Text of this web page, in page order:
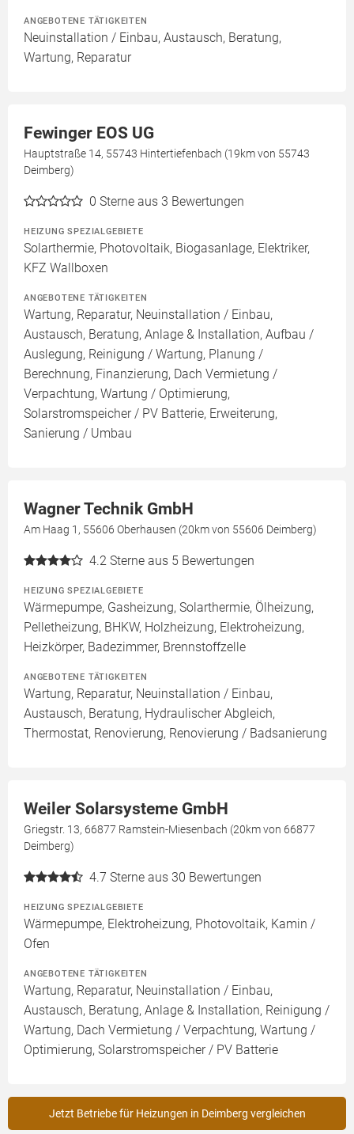
ANGEBOTENE TÄTIGKEITEN
Neuinstallation / Einbau, Austausch, Beratung,
Wartung, Reparatur
Fewinger EOS UG
Hauptstraße 14, 55743 Hintertiefenbach (19km von 55743
Deimberg)
0 Sterne aus 3 Bewertungen
HEIZUNG SPEZIALGEBIETE
Solarthermie, Photovoltaik, Biogasanlage, Elektriker,
KFZ Wallboxen
ANGEBOTENE TÄTIGKEITEN
Wartung, Reparatur, Neuinstallation / Einbau,
Austausch, Beratung, Anlage & Installation, Aufbau /
Auslegung, Reinigung / Wartung, Planung /
Berechnung, Finanzierung, Dach Vermietung /
Verpachtung, Wartung / Optimierung,
Solarstromspeicher / PV Batterie, Erweiterung,
Sanierung / Umbau
Wagner Technik GmbH
Am Haag 1, 55606 Oberhausen (20km von 55606 Deimberg)
4.2 Sterne aus 5 Bewertungen
HEIZUNG SPEZIALGEBIETE
Wärmepumpe, Gasheizung, Solarthermie, Ölheizung,
Pelletheizung, BHKW, Holzheizung, Elektroheizung,
Heizkörper, Badezimmer, Brennstoffzelle
ANGEBOTENE TÄTIGKEITEN
Wartung, Reparatur, Neuinstallation / Einbau,
Austausch, Beratung, Hydraulischer Abgleich,
Thermostat, Renovierung, Renovierung / Badsanierung
Weiler Solarsysteme GmbH
Griegstr. 13, 66877 Ramstein-Miesenbach (20km von 66877
Deimberg)
4.7 Sterne aus 30 Bewertungen
HEIZUNG SPEZIALGEBIETE
Wärmepumpe, Elektroheizung, Photovoltaik, Kamin /
Ofen
ANGEBOTENE TÄTIGKEITEN
Wartung, Reparatur, Neuinstallation / Einbau,
Austausch, Beratung, Anlage & Installation, Reinigung /
Wartung, Dach Vermietung / Verpachtung, Wartung /
Optimierung, Solarstromspeicher / PV Batterie
Jetzt Betriebe für Heizungen in Deimberg vergleichen